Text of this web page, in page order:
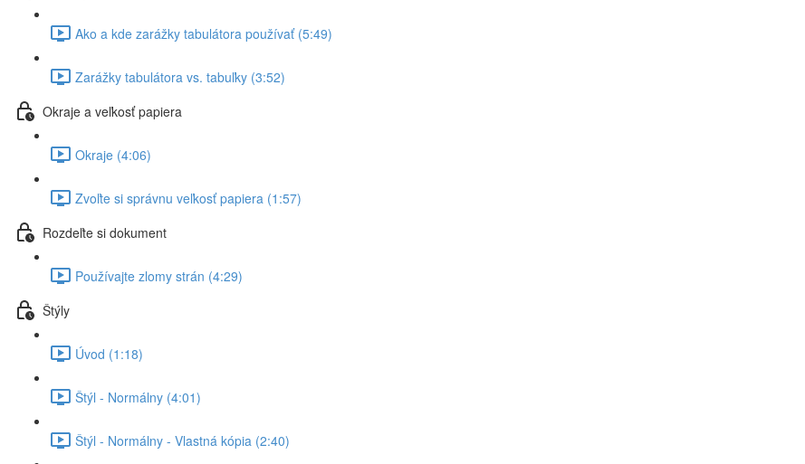
Ako a kde zarážky tabulátora používať (5:49)
Zarážky tabulátora vs. tabuľky (3:52)
Okraje a veľkosť papiera
Okraje (4:06)
Zvoľte si správnu veľkosť papiera (1:57)
Rozdeľte si dokument
Používajte zlomy strán (4:29)
Štýly
Úvod (1:18)
Štýl - Normálny (4:01)
Štýl - Normálny - Vlastná kópia (2:40)